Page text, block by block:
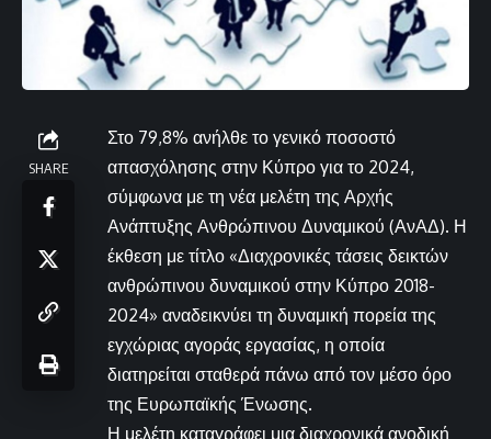
SHARE
Στο 79,8% ανήλθε το γενικό ποσοστό
απασχόλησης στην Κύπρο για το 2024,
σύμφωνα με τη νέα μελέτη της Αρχής
Ανάπτυξης Ανθρώπινου Δυναμικού (ΑνΑΔ). Η
έκθεση με τίτλο «Διαχρονικές τάσεις δεικτών
ανθρώπινου δυναμικού στην Κύπρο 2018-
2024» αναδεικνύει τη δυναμική πορεία της
εγχώριας αγοράς εργασίας, η οποία
διατηρείται σταθερά πάνω από τον μέσο όρο
της Ευρωπαϊκής Ένωσης.
Η μελέτη καταγράφει μια διαχρονικά ανοδική